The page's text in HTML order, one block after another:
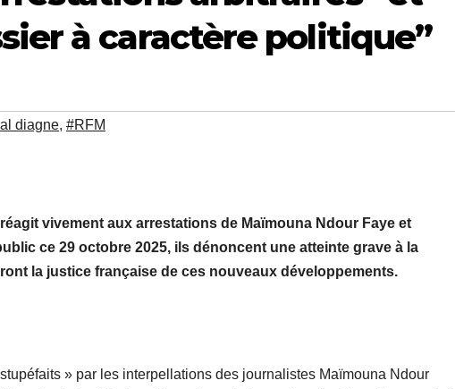
à caractère politique”
diagne, #RFM
vivement aux arrestations de Maïmouna Ndour Faye et
ce 29 octobre 2025, ils dénoncent une atteinte grave à la
la justice française de ces nouveaux développements.
» par les interpellations des journalistes Maïmouna Ndour